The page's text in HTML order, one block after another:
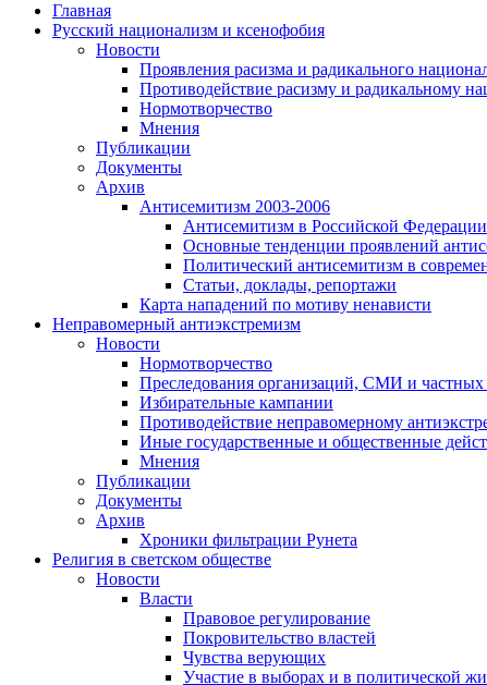
Главная
Русский национализм и ксенофобия
Новости
Проявления расизма и радикального
Противодействие расизму и радикальному
Нормотворчество
Мнения
Публикации
Документы
Архив
Антисемитизм 2003-2006
Антисемитизм в Российской Федерации
Основные тенденции проявлений
Политический антисемитизм в
Статьи, доклады, репортажи
Карта нападений по мотиву ненависти
Неправомерный антиэкстремизм
Новости
Нормотворчество
Преследования организаций, СМИ и частных
Избирательные кампании
Противодействие неправомерному
Иные государственные и общественные
Мнения
Публикации
Документы
Архив
Хроники фильтрации Рунета
Религия в светском обществе
Новости
Власти
Правовое регулирование
Покровительство властей
Чувства верующих
Участие в выборах и в политической